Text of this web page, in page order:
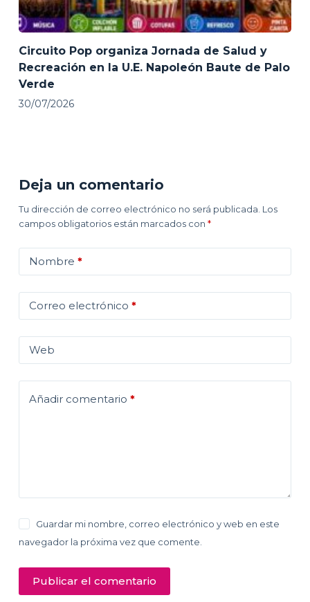
Circuito Pop organiza Jornada de Salud y
Recreación en la U.E. Napoleón Baute de Palo
Verde
30/07/2026
Deja un comentario
Tu dirección de correo electrónico no será publicada. Los
campos obligatorios están marcados con *
Nombre *
Correo electrónico *
Web
Añadir comentario *
Guardar mi nombre, correo electrónico y web en este
navegador la próxima vez que comente.
Publicar el comentario